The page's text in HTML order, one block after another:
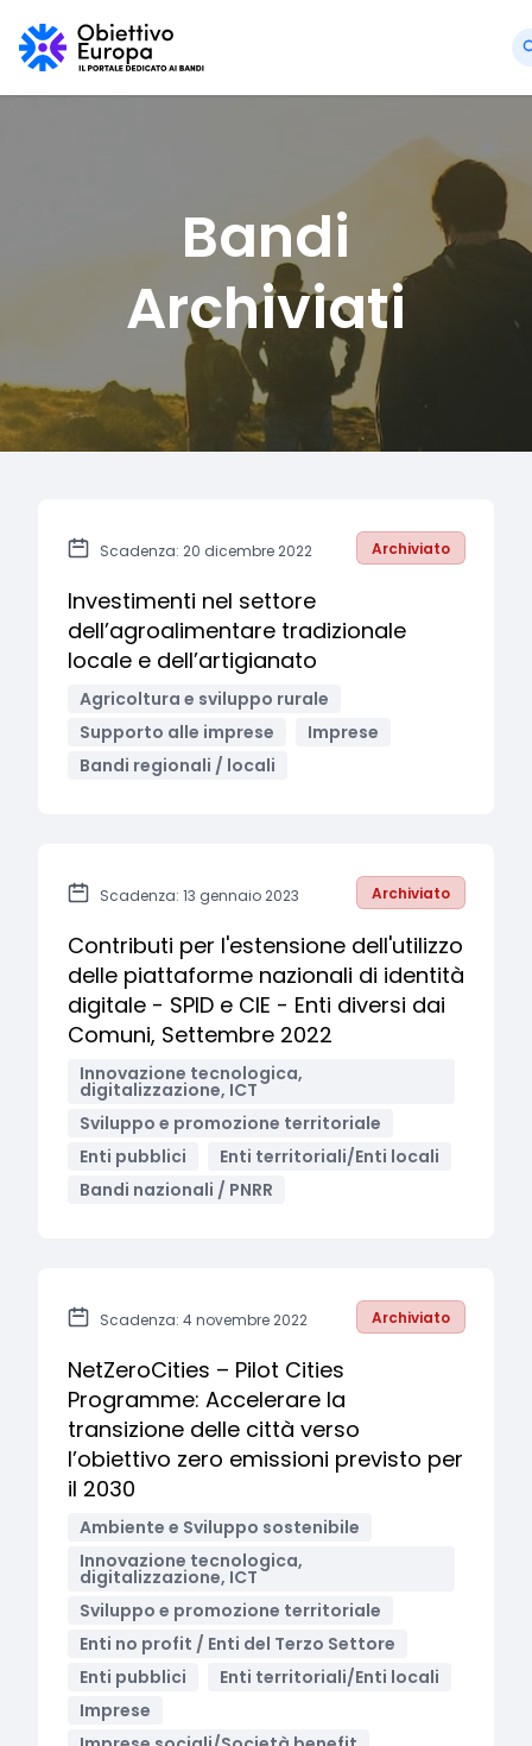
Bandi
Archiviati
Scadenza: 20 dicembre 2022 Archiviato
Investimenti nel settore
dell’agroalimentare tradizionale
locale e dell’artigianato
Agricoltura e sviluppo rurale
Supporto alle imprese
Imprese
Bandi regionali / locali
Scadenza: 13 gennaio 2023 Archiviato
Contributi per l'estensione dell'utilizzo
delle piattaforme nazionali di identità
digitale - SPID e CIE - Enti diversi dai
Comuni, Settembre 2022
Innovazione tecnologica,
digitalizzazione, ICT
Sviluppo e promozione territoriale
Enti pubblici
Enti territoriali/Enti locali
Bandi nazionali / PNRR
Scadenza: 4 novembre 2022 Archiviato
NetZeroCities – Pilot Cities
Programme: Accelerare la
transizione delle città verso
l’obiettivo zero emissioni previsto per
il 2030
Ambiente e Sviluppo sostenibile
Innovazione tecnologica,
digitalizzazione, ICT
Sviluppo e promozione territoriale
Enti no profit / Enti del Terzo Settore
Enti pubblici
Enti territoriali/Enti locali
Imprese